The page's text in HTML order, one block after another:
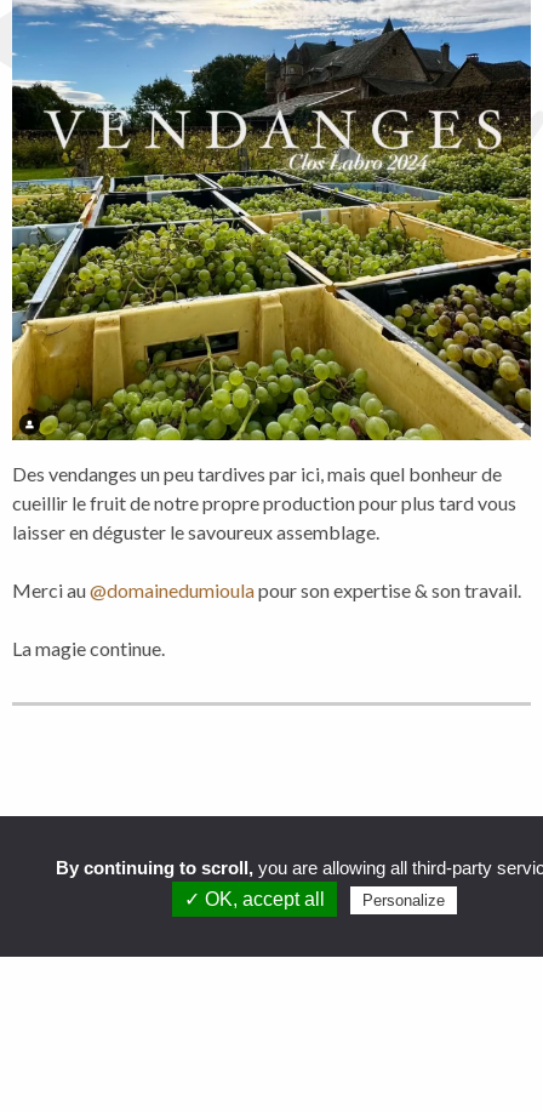
Des vendanges un peu tardives par ici, mais quel bonheur de
cueillir le fruit de notre propre production pour plus tard vous
laisser en déguster le savoureux assemblage.
Merci au@domainedumioulapour son expertise & son travail.
La magie continue.
By continuing to scroll, you are allowing all third-party
✓ OK, accept all
Personalize